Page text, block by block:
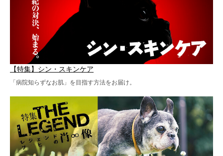
【特集】シン・スキンケア
「病院知らずなお肌」を目指す方法をお届け。